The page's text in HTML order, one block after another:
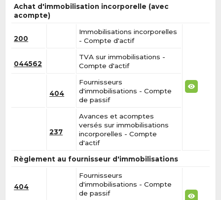
Achat d'immobilisation incorporelle (avec
acompte)
200
Immobilisations incorporelles
- Compte d'actif
044562
TVA sur immobilisations -
Compte d'actif
404
Fournisseurs
d'immobilisations - Compte
de passif
237
Avances et acomptes
versés sur immobilisations
incorporelles - Compte
d'actif
Règlement au fournisseur d'immobilisations
404
Fournisseurs
d'immobilisations - Compte
de passif